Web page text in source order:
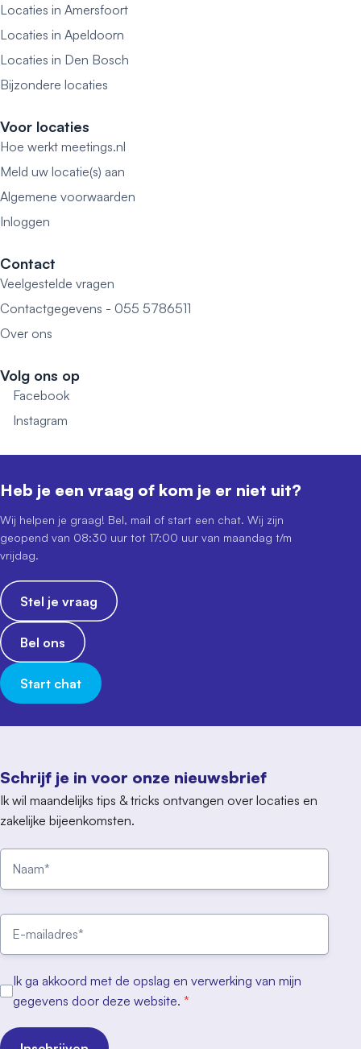
Locaties in Amersfoort
Locaties in Apeldoorn
Locaties in Den Bosch
Bijzondere locaties
Voor locaties
Hoe werkt meetings.nl
Meld uw locatie(s) aan
Algemene voorwaarden
Inloggen
Contact
Veelgestelde vragen
Contactgegevens - 055 5786511
Over ons
Volg ons op
Facebook
Instagram
Schrijf je in voor onze nieuwsbrief
Ik wil maandelijks tips & tricks ontvangen over locaties en
zakelijke bijeenkomsten.
Ik ga akkoord met de opslag en verwerking van mijn
gegevens door deze website. *
Heb je een vraag of kom je er niet uit?
Wij helpen je graag! Bel, mail of start een chat. Wij zijn
geopend van 08:30 uur tot 17:00 uur van maandag t/m
vrijdag.
Stel je vraag
Bel ons
Start chat